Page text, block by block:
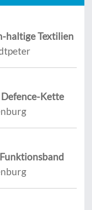
haltige Textilien
Kette